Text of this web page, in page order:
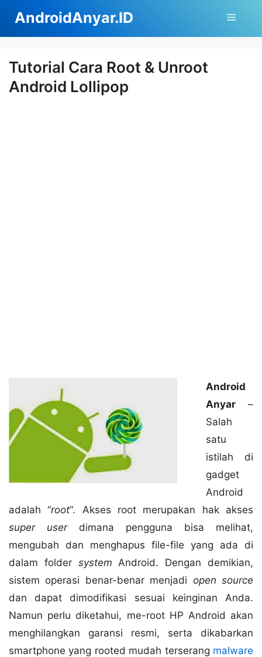
isi
AndroidAnyar.ID Menu
Tutorial Cara Root & Unroot
Android Lollipop
Android
Anyar –
Salah
satu
istilah di
gadget
Android
adalah “root“. Akses root merupakan hak akses
super userdimana pengguna bisa melihat,
mengubah dan menghapus file-file yang ada di
dalam folder system Android. Dengan demikian,
sistem operasi benar-benar menjadi open source
dan dapat dimodifikasi sesuai keinginan Anda.
Namun perlu diketahui, me-root HP Android akan
menghilangkan garansi resmi, serta dikabarkan
smartphone yang rooted mudah terserang malware